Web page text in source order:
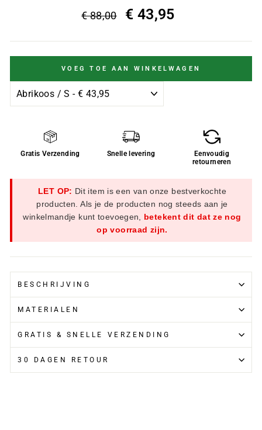
€ 88,00 € 43,95
VOEG TOE AAN WINKELWAGEN
Gratis Verzending Snelle levering
Eenvoudig
retourneren
LET OP: Dit item is een van onze bestverkochte
producten. Als je de producten nog steeds aan je
winkelmandje kunt toevoegen, betekent dit dat ze nog
op voorraad zijn.
BESCHRIJVING
MATERIALEN
GRATIS & SNELLE VERZENDING
30 DAGEN RETOUR